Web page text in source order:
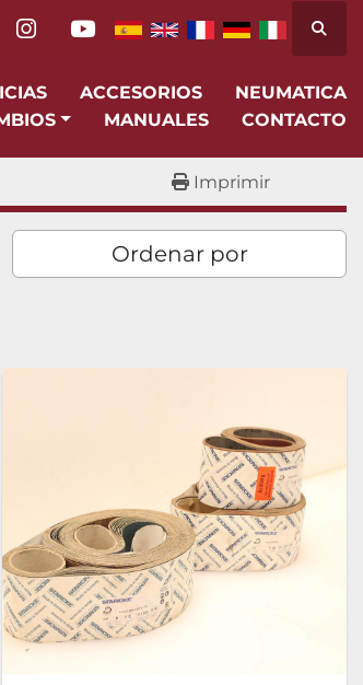
instagram
youtube
ACCESORIOS
NEUMATICA
MANUALES CONTACTO
Imprimir
Ordenar por